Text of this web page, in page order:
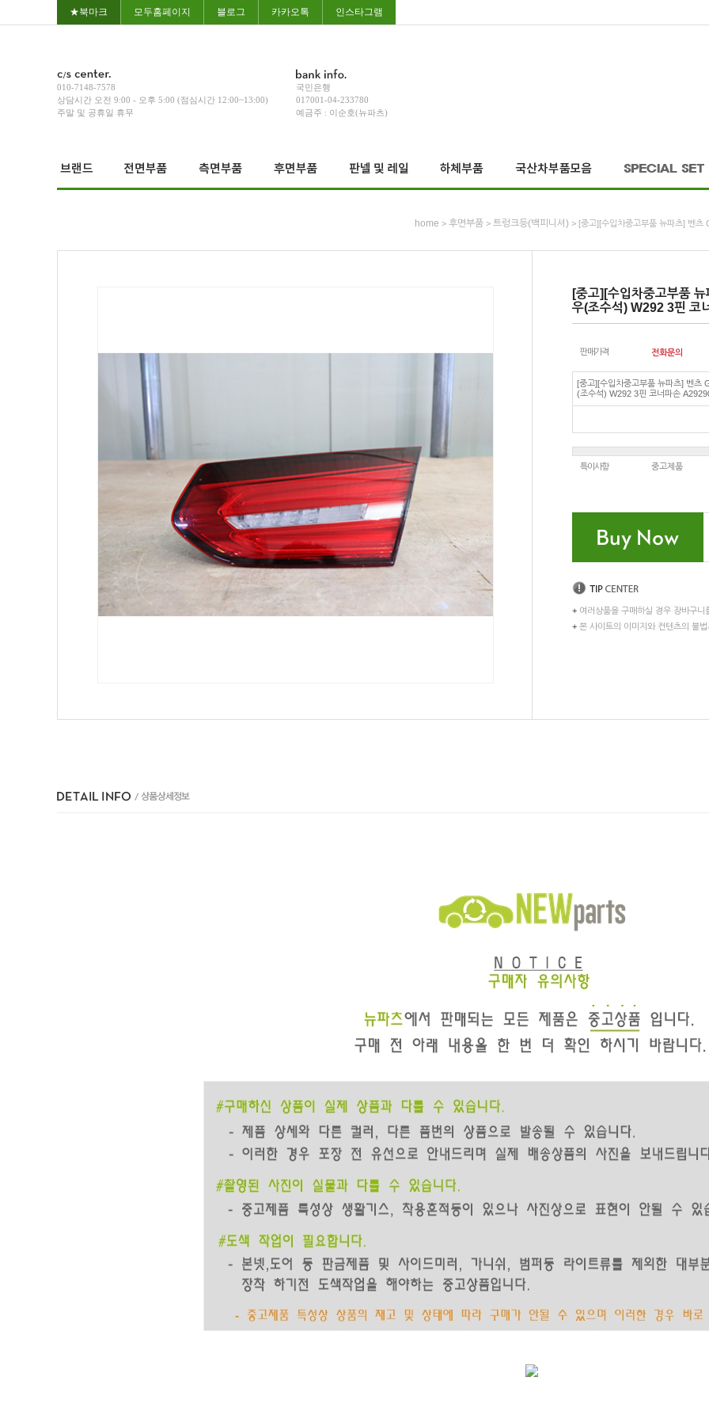
★북마크 모두홈페이지 블로그 카카오톡 인스타그램
010-7148-7578
상담시간 오전 9:00 - 오후 5:00 (점심시간 12:00~13:00)
주말 및 공휴일 휴무
국민은행
017001-04-233780
예금주 : 이순호(뉴파츠)
home > 후면부품 > 트렁크등(백피니셔) > [중고][수입차중고부품 뉴파츠] 벤
[중고][수입차중고부품
우(조수석) W292 3핀 코
판매가격 전화문의
[중고][수입차중고부품 뉴파츠] 벤츠
(조수석) W292 3핀 코너파손
특이사항 중고제품
+ 여러상품을 구매하실 경우 장바구니
+ 본 사이트의 이미지와 컨텐츠의 불법